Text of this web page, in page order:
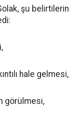
şu belirtilerin
hale gelmesi,
görülmesi,